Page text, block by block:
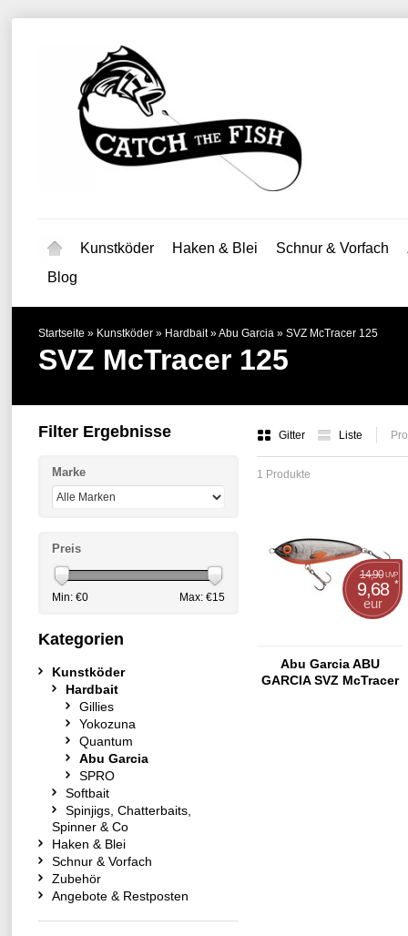
Kunstköder Haken & Blei Schnur & Vorfach
Blog
Startseite » Kunstköder » Hardbait»Abu Garcia » SVZ McTracer 125
SVZ McTracer 125
Gitter Liste
1 Produkte
14,90 UVP
9,68 *
eur
Abu Garcia ABU
GARCIA SVZ McTracer
Filter Ergebnisse
Marke
Preis
Min: €0 Max: €15
Kategorien
Kunstköder
Hardbait
Gillies
Yokozuna
Quantum
Abu Garcia
SPRO
Softbait
Spinjigs, Chatterbaits,
Spinner & Co
Haken & Blei
Schnur & Vorfach
Zubehör
Angebote & Restposten